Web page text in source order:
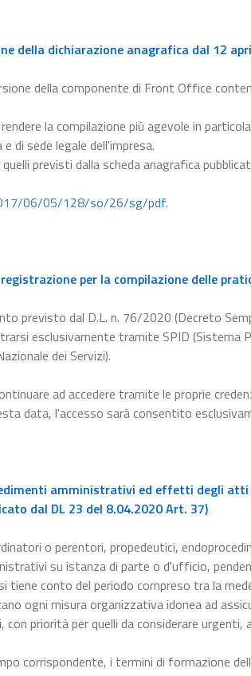
della dichiarazione anagrafica dal 12
della componente di Front Office
la compilazione più agevole in
di sede legale dell'impresa.
previsti dalla scheda anagrafica
06/05/128/so/26/sg/pdf.
per la compilazione delle
previsto dal D.L. n. 76/2020 (Decreto
esclusivamente tramite SPID (Sistema
dei Servizi).
ad accedere tramite le proprie
data, l'accesso sarà consentito
amministrativi ed effetti degli
dal DL 23 del 8.04.2020 Art. 37)
o perentori, propedeutici,
su istanza di parte o d'ufficio,
tiene conto del periodo compreso tra la
ogni misura organizzativa idonea ad
con priorità per quelli da considerare
corrispondente, i termini di formazione